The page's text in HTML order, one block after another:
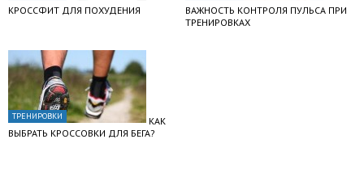
КРОССФИТ ДЛЯ ПОХУДЕНИЯ
ВАЖНОСТЬ КОНТРОЛЯ ПУЛЬСА ПРИ
ТРЕНИРОВКАХ
ТРЕНИРОВКИ
КАК
ВЫБРАТЬ КРОССОВКИ ДЛЯ БЕГА?